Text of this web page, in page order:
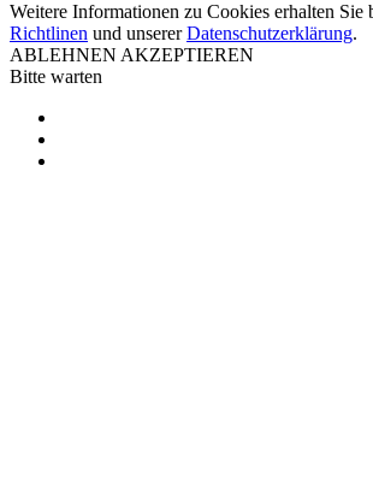
Weitere Informationen zu Cookies erhalten Sie
Richtlinen und unsererDatenschutzerklärung.
ABLEHNEN AKZEPTIEREN
Bitte warten